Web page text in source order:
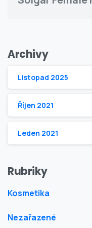
Archivy
Listopad 2025
Říjen 2021
Leden 2021
Rubriky
Kosmetika
Nezařazené